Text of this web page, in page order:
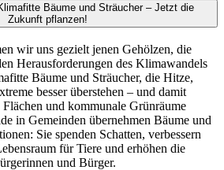
Zukunft pflanzen!
wir uns gezielt jenen Gehölzen, die
Herausforderungen des Klimawandels
Bäume und Sträucher, die Hitze,
besser überstehen – und damit
und kommunale Grünräume
in Gemeinden übernehmen Bäume und
Sie spenden Schatten, verbessern
für Tiere und erhöhen die
und Bürger.